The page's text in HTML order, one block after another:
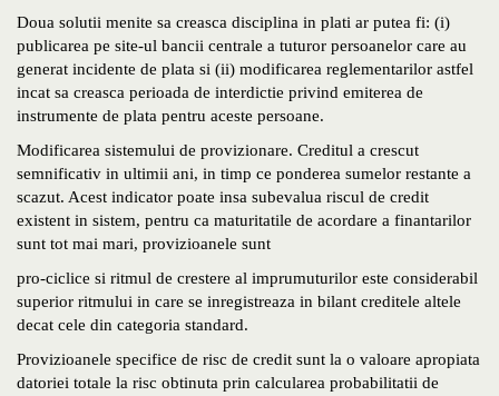
Doua solutii menite sa creasca disciplina in plati ar putea fi: (i)
publicarea pe site-ul bancii centrale a tuturor persoanelor care au
generat incidente de plata si (ii) modificarea reglementarilor astfel
incat sa creasca perioada de interdictie privind emiterea de
instrumente de plata pentru aceste persoane.
Modificarea sistemului de provizionare. Creditul a crescut
semnificativ in ultimii ani, in timp ce ponderea sumelor restante a
scazut. Acest indicator poate insa subevalua riscul de credit
existent in sistem, pentru ca maturitatile de acordare a finantarilor
sunt tot mai mari, provizioanele sunt
pro-ciclice si ritmul de crestere al imprumuturilor este considerabil
superior ritmului in care se inregistreaza in bilant creditele altele
decat cele din categoria standard.
Provizioanele specifice de risc de credit sunt la o valoare apropiata
datoriei totale la risc obtinuta prin calcularea probabilitatii de